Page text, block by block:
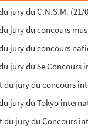
jury du C.N.S.M. (21/
jury du concours
jury du concours
jury du 5e
du jury du concours
jury du Tokyo
du jury du Concours